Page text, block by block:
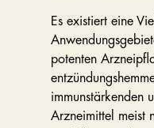
Es existiert eine
potenten
immunstärkenden
Arzneimittel meist